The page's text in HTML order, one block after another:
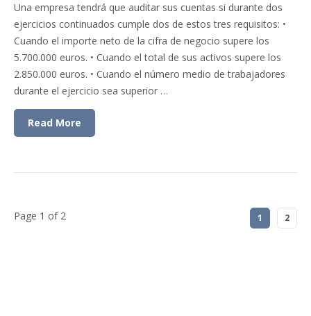
Una empresa tendrá que auditar sus cuentas si durante dos
ejercicios continuados cumple dos de estos tres requisitos: •
Cuando el importe neto de la cifra de negocio supere los
5.700.000 euros. • Cuando el total de sus activos supere los
2.850.000 euros. • Cuando el número medio de trabajadores
durante el ejercicio sea superior …
Read More
1 2
Page 1 of 2